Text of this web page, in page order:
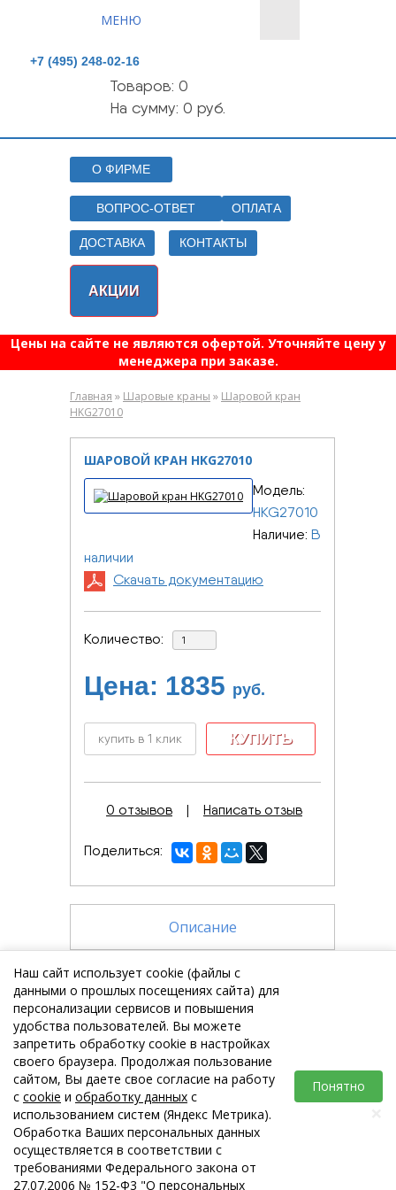
МЕНЮ
+7 (495) 248-02-16
Товаров: 0
На сумму: 0 руб.
О ФИРМЕ
ВОПРОС-ОТВЕТ ОПЛАТА
ДОСТАВКА КОНТАКТЫ
АКЦИИ
Цены на сайте не являются офертой. Уточняйте цену у
менеджера при заказе.
Главная » Шаровые краны » Шаровой кран
HKG27010
ШАРОВОЙ КРАН HKG27010
Модель:
HKG27010
Наличие: В
наличии
Скачать документацию
Количество:
Цена: 1835 руб.
купить в 1 клик
0 отзывов | Написать отзыв
Поделиться
Описание
Характеристики
Отзывов (0)
ЗА
ЧЕСТНЫЙ
Copyright © 2026 valvesale.
Наш сайт использует cookie (файлы с
данными о прошлых посещениях сайта) для
персонализации сервисов и повышения
удобства пользователей. Вы можете
запретить обработку cookie в настройках
своего браузера. Продолжая пользование
сайтом, Вы даете свое согласие на работу
с cookie и обработку данных с
использованием систем (Яндекс Метрика).
Обработка Ваших персональных данных
осуществляется в соответствии с
требованиями Федерального закона от
27.07.2006 № 152-Ф3 "О персональных
Понятно
×